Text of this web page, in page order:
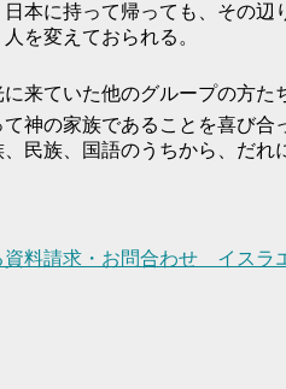
本に持って帰っても、その
を変えておられる。
来ていた他のグループの方
神の家族であることを喜び合
、民族、国語のうちから、だ